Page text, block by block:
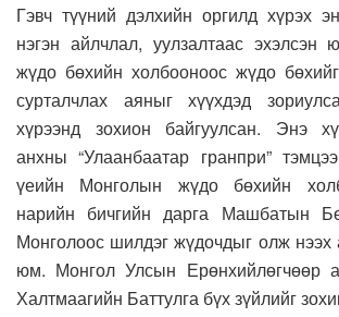
Гэвч түүний дэлхийн оргилд хүрэх
нэгэн айлчлал, уулзалтаас
жүдо бөхийн холбооноос жүдо
сурталчлах аяныг хүүхдэд
хүрээнд зохион байгуулсан. Энэ
анхны “Улаанбаатар гранпри”
үеийн Монголын жүдо бөхийн
нарийн бичгийн дарга Машбатын
Монголоос шилдэг жүдочдыг олж
юм. Монгол Улсын Ерөнхийлөгчөөр
Халтмаагийн Баттулга бүх зүйлийг